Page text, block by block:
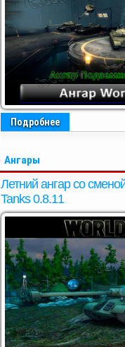
Подробнее
Ангары
Летний ангар со
Tanks 0.8.11